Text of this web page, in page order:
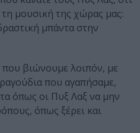
τη μουσική της χώρας μας:
μπάντα στην
βιώνουμε λοιπόν, με
που αγαπήσαμε,
όπως οι Πυξ Λαξ να μην
όπως ξέρει και